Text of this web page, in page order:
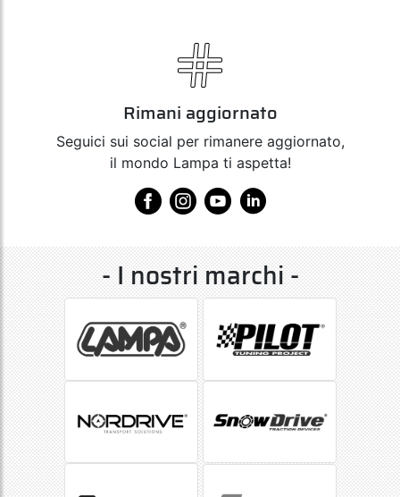
Rimani aggiornato
Seguici sui social per rimanere aggiornato,
il mondo Lampa ti aspetta!
- I nostri marchi -